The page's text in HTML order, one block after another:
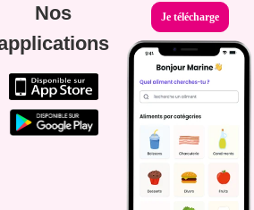
Nos
Je télécharge